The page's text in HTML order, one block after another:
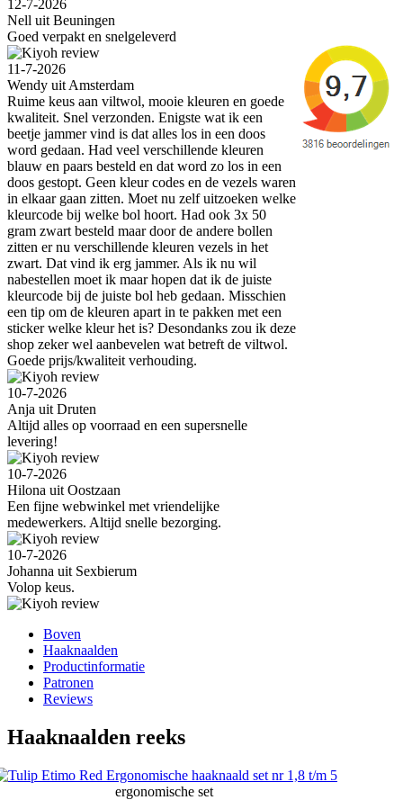
12-7-2026
Nell uit Beuningen
Goed verpakt en snelgeleverd
11-7-2026
Wendy uit Amsterdam
Ruime keus aan viltwol, mooie kleuren en goede
kwaliteit. Snel verzonden. Enigste wat ik een
beetje jammer vind is dat alles los in een doos
word gedaan. Had veel verschillende kleuren
blauw en paars besteld en dat word zo los in een
doos gestopt. Geen kleur codes en de vezels waren
in elkaar gaan zitten. Moet nu zelf uitzoeken welke
kleurcode bij welke bol hoort. Had ook 3x 50
gram zwart besteld maar door de andere bollen
zitten er nu verschillende kleuren vezels in het
zwart. Dat vind ik erg jammer. Als ik nu wil
nabestellen moet ik maar hopen dat ik de juiste
kleurcode bij de juiste bol heb gedaan. Misschien
een tip om de kleuren apart in te pakken met een
sticker welke kleur het is? Desondanks zou ik deze
shop zeker wel aanbevelen wat betreft de viltwol.
Goede prijs/kwaliteit verhouding.
10-7-2026
Anja uit Druten
Altijd alles op voorraad en een supersnelle
levering!
10-7-2026
Hilona uit Oostzaan
Een fijne webwinkel met vriendelijke
medewerkers. Altijd snelle bezorging.
10-7-2026
Johanna uit Sexbierum
Volop keus.
Boven
Haaknaalden
Productinformatie
Patronen
Reviews
Haaknaalden reeks
ergonomische set